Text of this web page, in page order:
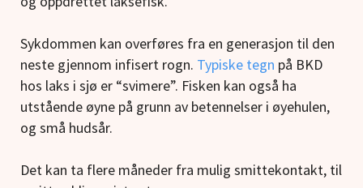
Sykdommen kan overføres fra en generasjon til den
neste gjennom infisert rogn. Typiske tegn på BKD
hos laks i sjø er “svimere”. Fisken kan også ha
utstående øyne på grunn av betennelser i øyehulen,
og små hudsår.
Det kan ta flere måneder fra mulig smittekontakt, til